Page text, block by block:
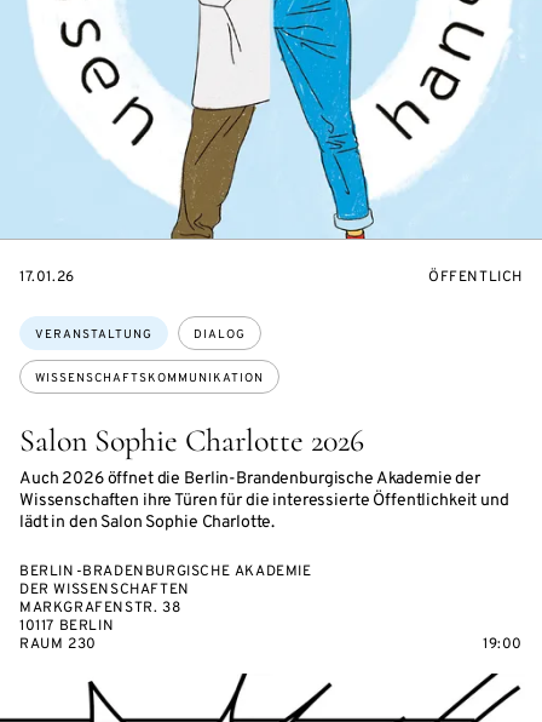
Salon Sophie Charlotte 2026
Auch 2026 öffnet die Berlin-Brandenburgische Akademie der
Wissenschaften ihre Türen für die interessierte Öffentlichkeit und
lädt in den Salon Sophie Charlotte.
Themen:
VERANSTALTUNG DIALOG
WISSENSCHAFTSKOMMUNIKATION
EVENTBEGINSON
17.01.26 ÖFFENTLICH
BERLIN-BRADENBURGISCHE AKADEMIE
DER WISSENSCHAFTEN
MARKGRAFENSTR. 38
10117 BERLIN
RAUM 230
19:00